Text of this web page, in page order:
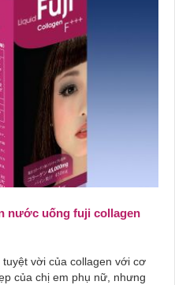
nước uống fuji collagen
vời của collagen với cơ
của chị em phụ nữ, nhưng